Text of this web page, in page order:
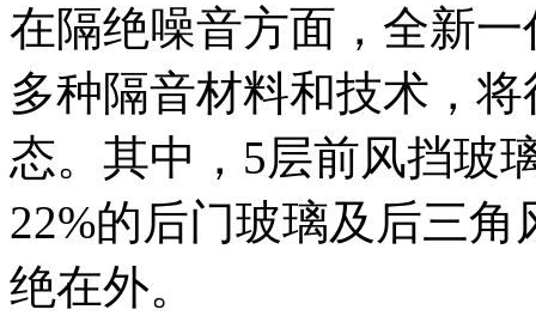
在隔绝噪音方面，全新
多种隔音材料和技术，
态。其中，5层前风挡玻
22%的后门玻璃及后三
绝在外。